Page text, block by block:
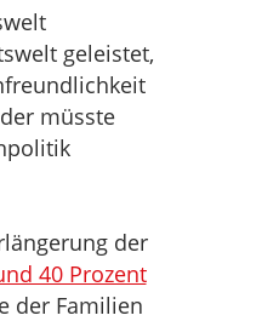
geleistet,
müsste
der
40 Prozent
der Familien